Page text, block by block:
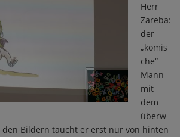
Herr
Zareba:
der
„komis
che“
Mann
mit
dem
überw
den Bildern taucht er erst nur von hinten